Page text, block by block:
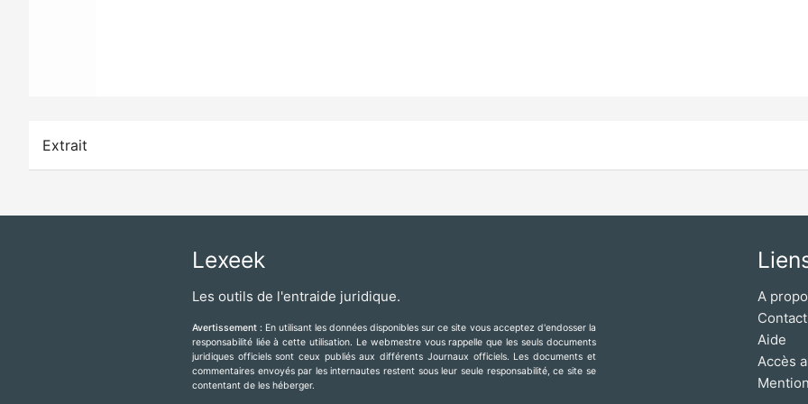
Extrait
Lexeek
Les outils de l'entraide juridique.
Avertissement : En utilisant les données disponibles sur ce site vous acceptez d'endosser la
responsabilité liée à cette utilisation. Le webmestre vous rappelle que les seuls documents
juridiques officiels sont ceux publiés aux différents Journaux officiels. Les documents et
commentaires envoyés par les internautes restent sous leur seule responsabilité, ce site se
contentant de les héberger.
A
Contact
Aide
Accès